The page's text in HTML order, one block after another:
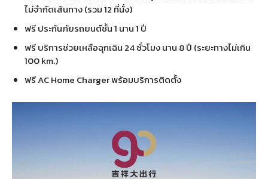
ไม่จำกัดเส้นทาง (รวม 12 ที่นั่ง)
ฟรี ประกันภัยรถยนต์ชั้น 1 นาน 1 ปี
ฟรี บริการช่วยเหลือฉุกเฉิน 24 ชั่วโมง นาน 8 ปี (ระยะทางไม่เกิน
100 km.)
ฟรี AC Home Charger พร้อมบริการติดตั้ง